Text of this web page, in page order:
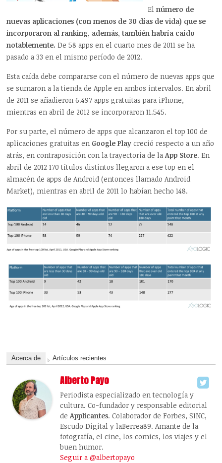
Elnúmero de
nuevas aplicaciones (con menos de 30 días de vida) que se
incorporaron al ranking, además, también habría caído
notablemente. De 58 apps en el cuarto mes de 2011 se ha
pasado a 33 en el mismo período de 2012.
Esta caída debe compararse con el número de nuevas apps que
se sumaron a la tienda de Apple en ambos intervalos. En abril
de 2011 se añadieron 6.497 apps gratuitas para iPhone,
mientras en abril de 2012 se incorporaron 11.545.
Por su parte, el número de apps que alcanzaron el top 100 de
aplicaciones gratuitas en Google Play creció respecto a un año
atrás, en contraposición con la trayectoria de laApp Store. En
abril de 2012 170 títulos distintos llegaron a ese top en el
almacén de apps de Android (entonces llamado Android
Market), mientras en abril de 2011 lo habían hecho 148.
Acerca de Artículos recientes
Alberto Payo
Periodista especializado en tecnología y
cultura. Co-fundador y responsable editorial
deApplicantes. Colaborador de Forbes, SINC,
Escudo Digital y laBerrea89. Amante de la
fotografía, el cine, los comics, los viajes y el
buen humor.
Seguir a @albertopayo